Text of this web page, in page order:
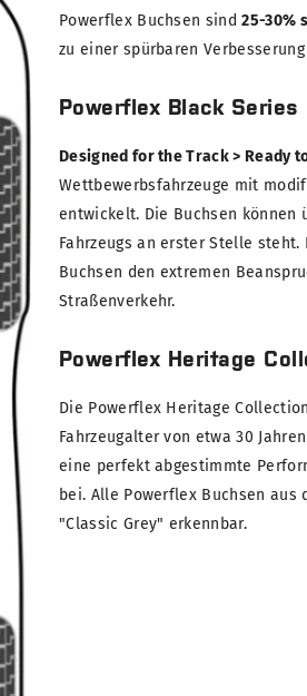
Powerflex Buchsen sind25-30%
zu einer spürbaren
Powerflex Black Series
Designed for the Track > Ready
Wettbewerbsfahrzeuge mit
entwickelt. Die Buchsen können
Fahrzeugs an erster Stelle steht.
Buchsen den extremen
Straßenverkehr.
Powerflex Heritage
Die Powerflex Heritage
Fahrzeugalter von etwa 30
eine perfekt abgestimmte
bei. Alle Powerflex Buchsen aus
"Classic Grey" erkennbar.